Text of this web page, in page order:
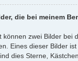
die bei meinem
können zwei Bilder bei
Eines dieser Bilder
dies Sterne,